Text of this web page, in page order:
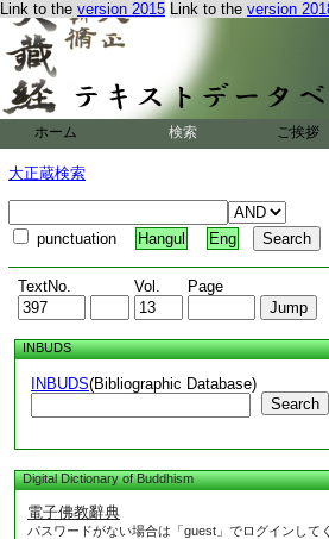
Link to the version 2015 Link to the version
ホーム 検索 ご挨拶
大正蔵検索
punctuation Hangul Eng
TextNo. Vol. Page
INBUDS
INBUDS(Bibliographic Database)
Search
Digital Dictionary of Buddhism
電子佛教辭典
パスワードがない場合は「guest」でログインして